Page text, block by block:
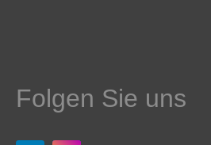
Folgen Sie uns